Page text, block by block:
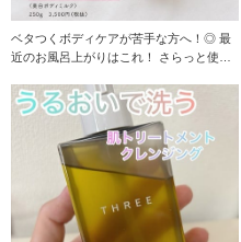
ベタつくボディケアが苦手な方へ！◎ 最
近のお風呂上がりはこれ！ さらっと使え